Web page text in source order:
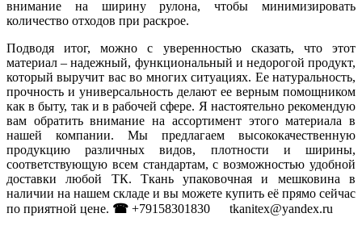
внимание на ширину рулона, чтобы минимизировать
количество отходов при раскрое.
Подводя итог, можно с уверенностью сказать, что этот
материал – надежный, функциональный и недорогой продукт,
который выручит вас во многих ситуациях. Ее натуральность,
прочность и универсальность делают ее верным помощником
как в быту, так и в рабочей сфере. Я настоятельно рекомендую
вам обратить внимание на ассортимент этого материала в
нашей компании. Мы предлагаем высококачественную
продукцию различных видов, плотности и ширины,
соответствующую всем стандартам, с возможностью удобной
доставки любой ТК. Ткань упаковочная и мешковина в
наличии на нашем складе и вы можете купить её прямо сейчас
по приятной цене. ☎ +79158301830 tkanitex@yandex.ru